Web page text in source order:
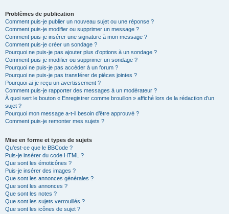
Problèmes de publication
Comment puis-je publier un nouveau sujet ou une réponse ?
Comment puis-je modifier ou supprimer un message ?
Comment puis-je insérer une signature à mon message ?
Comment puis-je créer un sondage ?
Pourquoi ne puis-je pas ajouter plus d’options à un sondage ?
Comment puis-je modifier ou supprimer un sondage ?
Pourquoi ne puis-je pas accéder à un forum ?
Pourquoi ne puis-je pas transférer de pièces jointes ?
Pourquoi ai-je reçu un avertissement ?
Comment puis-je rapporter des messages à un modérateur ?
À quoi sert le bouton « Enregistrer comme brouillon » affiché lors de la rédaction d’un
sujet ?
Pourquoi mon message a-t-il besoin d’être approuvé ?
Comment puis-je remonter mes sujets ?
Mise en forme et types de sujets
Qu’est-ce que le BBCode ?
Puis-je insérer du code HTML ?
Que sont les émoticônes ?
Puis-je insérer des images ?
Que sont les annonces générales ?
Que sont les annonces ?
Que sont les notes ?
Que sont les sujets verrouillés ?
Que sont les icônes de sujet ?